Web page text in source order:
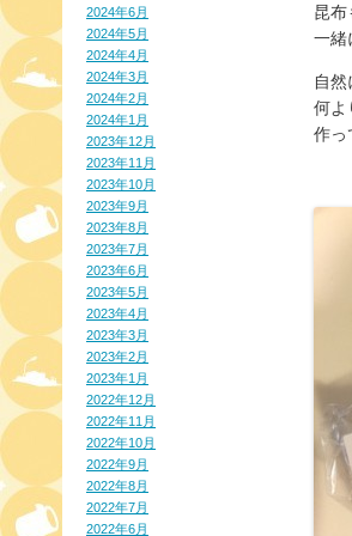
2024年6月
2024年5月
2024年4月
2024年3月
2024年2月
2024年1月
2023年12月
2023年11月
2023年10月
2023年9月
2023年8月
2023年7月
2023年6月
2023年5月
2023年4月
2023年3月
2023年2月
2023年1月
2022年12月
2022年11月
2022年10月
2022年9月
2022年8月
2022年7月
2022年6月
昆布
一緒
自
何よ
作っ